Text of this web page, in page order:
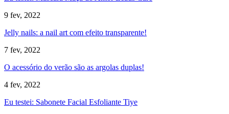
9 fev, 2022
Jelly nails: a nail art com efeito transparente!
7 fev, 2022
O acessório do verão são as argolas duplas!
4 fev, 2022
Eu testei: Sabonete Facial Esfoliante Tiye